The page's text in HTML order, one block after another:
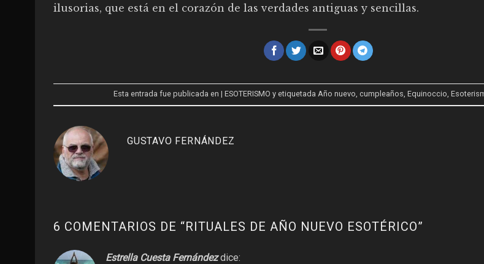
ilusorias, que está en el corazón de las verdades antiguas y sencillas.
Esta entrada fue publicada en | ESOTERISMO y etiquetada Año nuevo, cumpleaños, Equinoccio,
GUSTAVO FERNÁNDEZ
6 COMENTARIOS DE “RITUALES DE AÑO NUEVO ESOTÉRICO”
Estrella Cuesta Fernández dice: